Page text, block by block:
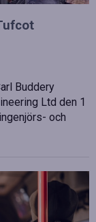
Buddery
Ltd den 1
och